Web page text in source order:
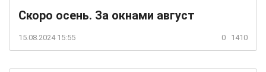
Скоро осень. За окнами август
15.08.2024 15:55 0 1410